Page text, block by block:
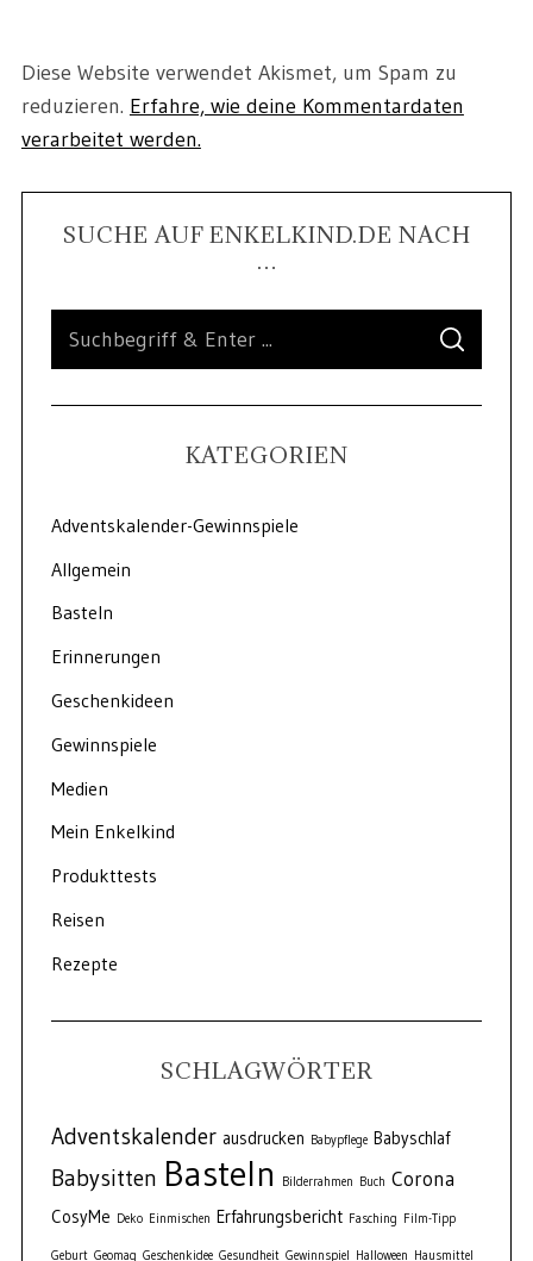
Diese Website verwendet Akismet, um Spam zu
reduzieren. Erfahre, wie deine Kommentardaten
verarbeitet werden.
SUCHE AUF ENKELKIND.DE NACH
…
KATEGORIEN
Adventskalender-Gewinnspiele
Allgemein
Basteln
Erinnerungen
Geschenkideen
Gewinnspiele
Medien
Mein Enkelkind
Produkttests
Reisen
Rezepte
SCHLAGWÖRTER
Adventskalender ausdrucken Babypflege Babyschlaf
Babysitten Basteln Bilderrahmen Buch Corona
CosyMe Deko Einmischen Erfahrungsbericht Fasching Film-Tipp
Geburt Geomag Geschenkidee Gesundheit Gewinnspiel Halloween Hausmittel